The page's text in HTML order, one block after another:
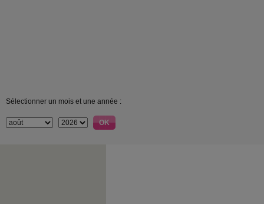
Sélectionner un mois et une année :